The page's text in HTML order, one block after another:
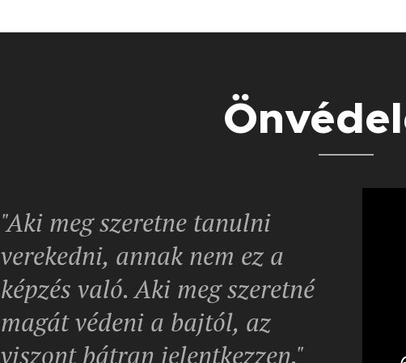
"Aki meg szeretne tanulni
verekedni, annak nem ez a
képzés való. Aki meg szeretné
magát védeni a bajtól, az
viszont bátran jelentkezzen."